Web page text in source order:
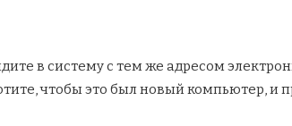
в систему с тем же адресом
чтобы это был новый компьютер, и